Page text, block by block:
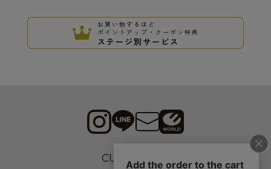
お買い物するほど
ポイントアップ・クーポン特典
ステージ別サービス
CUSTOMER